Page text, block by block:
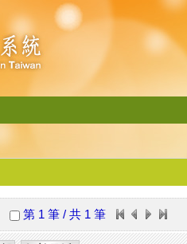
第 1 筆 / 共 1 筆